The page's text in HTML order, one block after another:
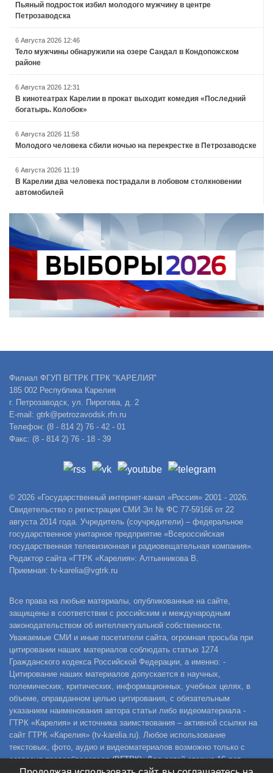
Пьяный подросток избил молодого мужчину в центре
Петрозаводска
6 Августа 2026 12:46
Тело мужчины обнаружили на озере Сандал в Кондопожском
районе
6 Августа 2026 12:31
В кинотеатрах Карелии в прокат выходит комедия «Последний
богатырь. Колобок»
6 Августа 2026 11:58
Молодого человека сбили ночью на перекрестке в Петрозаводске
6 Августа 2026 11:19
В Карелии два человека пострадали в лобовом столкновении
автомобилей
Филиал ФГУП ВГТРК ГТРК "КАРЕЛИЯ"
185 002 Республика Карелия
г. Петрозаводск, ул. Пирогова, д. 2
E-mail: gtrk@petrozavodsk.rfn.ru
Телефон: (8 - 814 2) 76 - 42 - 01
Факс: (8 - 814 2) 76 - 18 - 39
© 2026 «Государственный интернет-канал «Россия» 2001 - 2026.
Свидетельство о регистрации СМИ Эл № ФС 77-59166 от 22
августа 2014 года. Учредитель (соучредители) – федеральное
государственное унитарное предприятие «Всероссийская
государственная телевизионная и радиовещательная компания».
Редактор сайта «ГТРК «Карелия»: Алтынникова В.
Приемная: tv-karelia@vgtrk.ru
Все права на любые материалы, опубликованные на сайте,
защищены в соответствии с российским и международным
законодательством об интеллектуальной собственности.
Уважаемые СМИ и иные посетители сайта, огромная просьба при
цитировании наших материалов соблюдать статью 1274
Гражданского кодекса Российской Федерации, а именно: -
Цитирование наших материалов допускается в научных,
полемических, критических, информационных, учебных целях, в
объеме, оправданном целью цитирования, с обязательным
указанием наименования автора статьи либо видеоматериала -
ГТРК «Карелия» и источника заимствования – активной ссылки на
сайт ГТРК «Карелия» (tv-karelia.ru). Любое использование
текстовых, фото, аудио и видеоматериалов возможно только с
согласия правообладателя (ВГТРК). Для детей старше 16 лет.